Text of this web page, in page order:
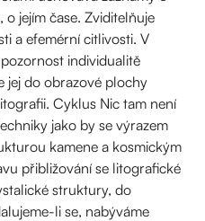
jejím čase. Zviditelňuje
a efemérní citlivosti. V
individualitě
jej do obrazové plochy
Cyklus Nic tam není
jako by se výrazem
kamene a kosmickým
přibližování se litografické
struktury, do
li se, nabýváme